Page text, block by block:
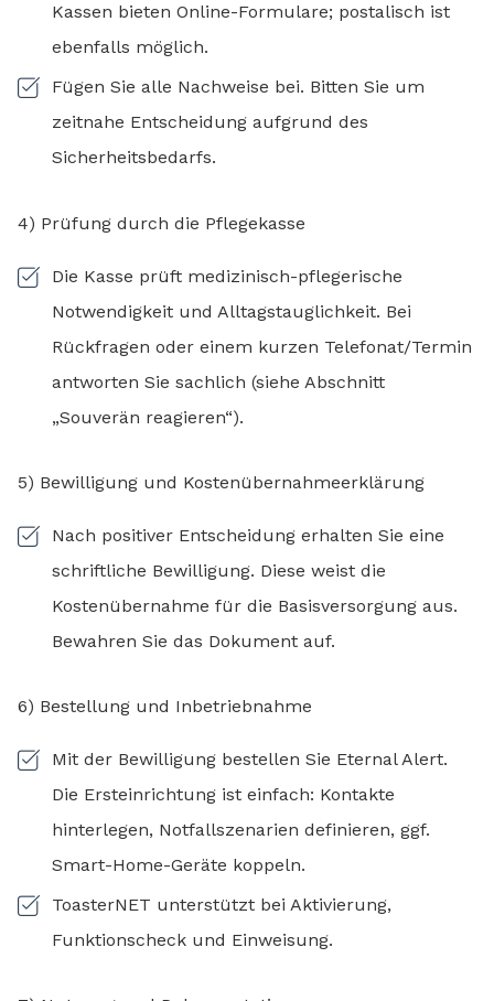
Kassen bieten Online-Formulare; postalisch ist
ebenfalls möglich.
Fügen Sie alle Nachweise bei. Bitten Sie um
zeitnahe Entscheidung aufgrund des
Sicherheitsbedarfs.
4) Prüfung durch die Pflegekasse
Die Kasse prüft medizinisch-pflegerische
Notwendigkeit und Alltagstauglichkeit. Bei
Rückfragen oder einem kurzen Telefonat/Termin
antworten Sie sachlich (siehe Abschnitt
„Souverän reagieren“).
5) Bewilligung und Kostenübernahmeerklärung
Nach positiver Entscheidung erhalten Sie eine
schriftliche Bewilligung. Diese weist die
Kostenübernahme für die Basisversorgung aus.
Bewahren Sie das Dokument auf.
6) Bestellung und Inbetriebnahme
Mit der Bewilligung bestellen Sie Eternal Alert.
Die Ersteinrichtung ist einfach: Kontakte
hinterlegen, Notfallszenarien definieren, ggf.
Smart-Home-Geräte koppeln.
ToasterNET unterstützt bei Aktivierung,
Funktionscheck und Einweisung.